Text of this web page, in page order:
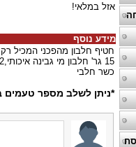
אזל במלאי!
מידע נוסף
חטיף חלבון מהפכני המכיל רק 200 קלוריות לחטיף (55 גרם)!!
15 גר' חלבון מי גבינה איכותי,2 גרם סוכר
כשר חלבי
*ניתן לשלב מספר טעמים